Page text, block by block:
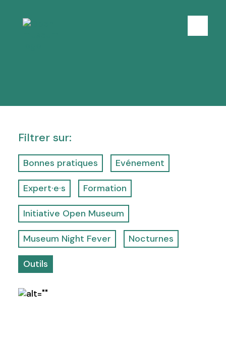
Filtrer sur:
Bonnes pratiques Evénement
Expert·e·s Formation
Initiative Open Museum
Museum Night Fever Nocturnes
Outils